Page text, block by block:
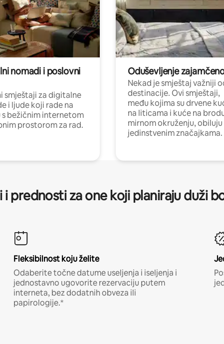
nomadi i poslovni
smještaji za digitalne
i ljude koji rade na
s bežičnim internetom
prostorom za rad.
Oduševljenje
Nekad je smještaj važniji
destinacije. Ovi smještaji,
među kojima su drvene
na liticama i kuće na
mirnom okruženju, obiluju
jedinstvenim značajkama.
i prednosti za one koji planiraju duži
Fleksibilnost koju želite
Odaberite točne datume useljenja i iseljenja i
jednostavno ugovorite rezervaciju putem
interneta, bez dodatnih obveza ili
papirologije.*